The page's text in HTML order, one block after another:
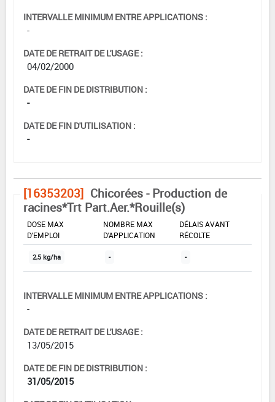
INTERVALLE MINIMUM ENTRE APPLICATIONS :
-
DATE DE RETRAIT DE L'USAGE :
04/02/2000
DATE DE FIN DE DISTRIBUTION :
-
DATE DE FIN D'UTILISATION :
-
[16353203] Chicorées - Production de
racines*Trt Part.Aer.*Rouille(s)
DOSE MAX
D'EMPLOI
NOMBRE MAX
D'APPLICATION
DÉLAIS AVANT
RÉCOLTE
2,5 kg/ha - -
INTERVALLE MINIMUM ENTRE APPLICATIONS :
-
DATE DE RETRAIT DE L'USAGE :
13/05/2015
DATE DE FIN DE DISTRIBUTION :
31/05/2015